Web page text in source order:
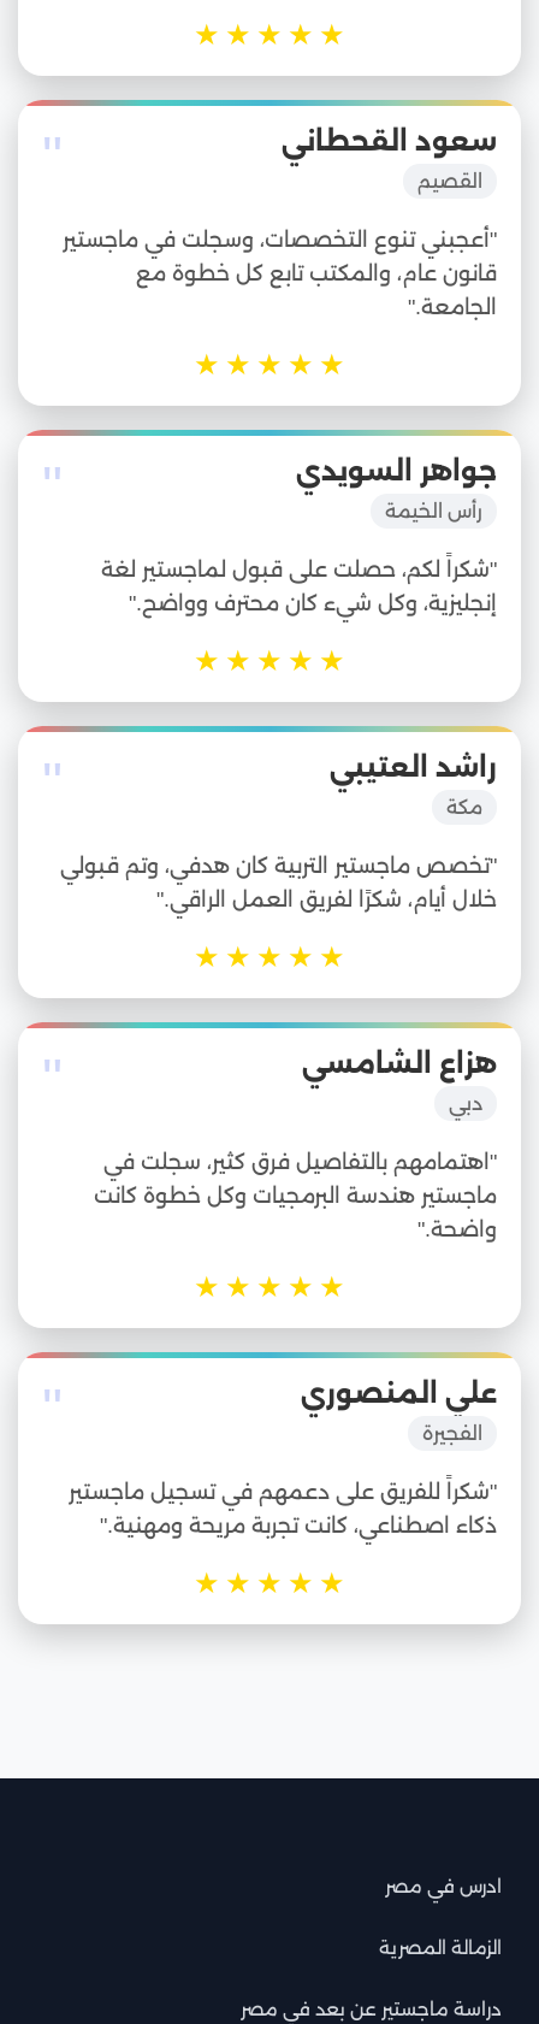
★
★
★
★
★
" سعود القحطاني
القصيم
"أعجبني تنوع التخصصات، وسجلت في ماجستير
قانون عام، والمكتب تابع كل خطوة مع
الجامعة."
★
★
★
★
★
" جواهر السويدي
رأس الخيمة
"شكراً لكم، حصلت على قبول لماجستير لغة
إنجليزية، وكل شيء كان محترف وواضح."
★
★
★
★
★
" راشد العتيبي
مكة
"تخصص ماجستير التربية كان هدفي، وتم قبولي
خلال أيام، شكرًا لفريق العمل الراقي."
★
★
★
★
★
" هزاع الشامسي
دبي
"اهتمامهم بالتفاصيل فرق كثير، سجلت في
ماجستير هندسة البرمجيات وكل خطوة كانت
واضحة."
★
★
★
★
★
" علي المنصوري
الفجيرة
"شكراً للفريق على دعمهم في تسجيل ماجستير
ذكاء اصطناعي، كانت تجربة مريحة ومهنية."
★
★
★
★
★
ادرس في مصر
الزمالة المصرية
دراسة ماجستير عن بعد في مصر